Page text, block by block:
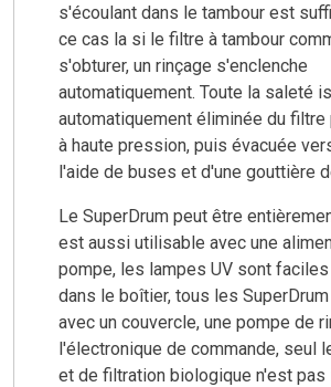
s'écoulant dans le tambour est
ce cas la si le filtre à tambour
s'obturer, un rinçage s'enclenche
automatiquement. Toute la saleté
automatiquement éliminée du filtre
à haute pression, puis évacuée
l'aide de buses et d'une gouttière
Le SuperDrum peut être
est aussi utilisable avec une
pompe, les lampes UV sont
dans le boîtier, tous les
avec un couvercle, une pompe de
l'électronique de commande, seul
et de filtration biologique n'est pas